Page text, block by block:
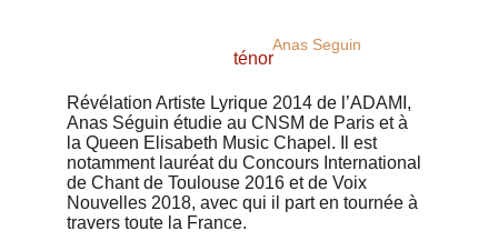
Anas Seguin
Révélation Artiste Lyrique 2014 de l’ADAMI,
Anas Séguin étudie au CNSM de Paris et à
la Queen Elisabeth Music Chapel. Il est
notamment lauréat du Concours International
de Chant de Toulouse 2016 et de Voix
Nouvelles 2018, avec qui il part en tournée à
travers toute la France.
ténor